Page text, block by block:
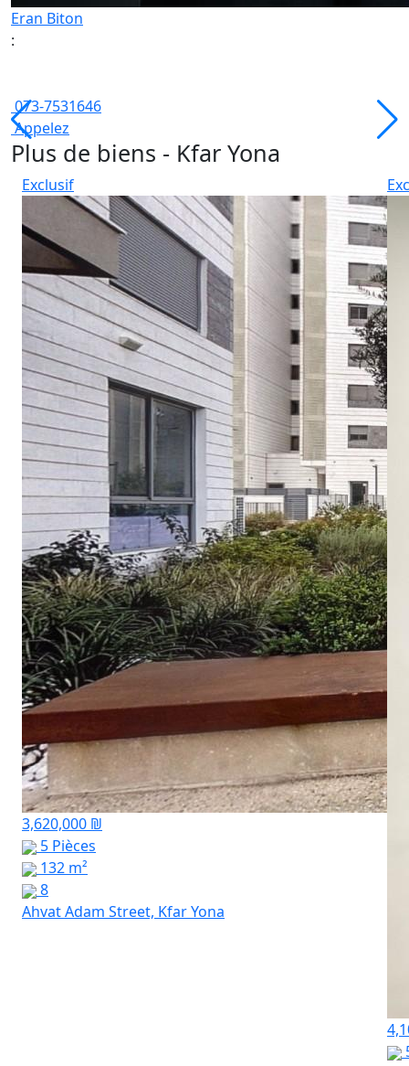
Eran Biton
:
073-7531646
Appelez
Plus de biens - Kfar Yona
Exclusif
3,620,000 ₪
5 Pièces
132 m²
8
Ahvat Adam Street, Kfar Yona